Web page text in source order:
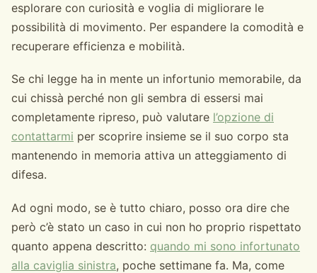
esplorare con curiosità e voglia di migliorare le
possibilità di movimento. Per espandere la comodità e
recuperare efficienza e mobilità.
Se chi legge ha in mente un infortunio memorabile, da
cui chissà perché non gli sembra di essersi mai
completamente ripreso, può valutare l’opzione di
contattarmi per scoprire insieme se il suo corpo sta
mantenendo in memoria attiva un atteggiamento di
difesa.
Ad ogni modo, se è tutto chiaro, posso ora dire che
però c’è stato un caso in cui non ho proprio rispettato
quanto appena descritto: quando mi sono infortunato
alla caviglia sinistra, poche settimane fa. Ma, come